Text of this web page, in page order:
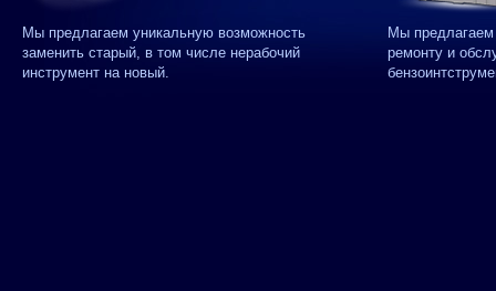
Мы предлагаем уникальную возможность
заменить старый, в том числе нерабочий
инструмент на новый.
Мы
ремонту и